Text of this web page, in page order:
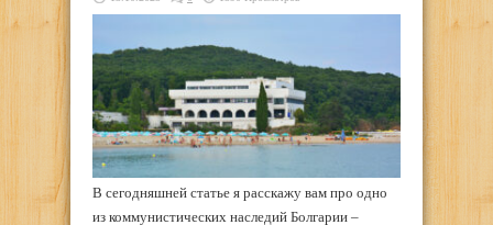
В сегодняшней статье я расскажу вам про одно
из коммунистических наследий Болгарии –